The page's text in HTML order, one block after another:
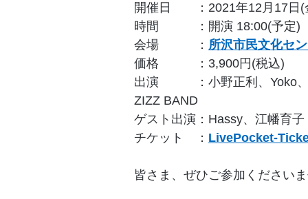
開催日 ：2021年12月17日(
時間 ：開演 18:00(予定)
会場 ： 所沢市民文化セ
価格 ：3,900円(税込)
出演 ：小野正利、Yoko、
ZIZZ BAND
ゲスト出演：Hassy、江幡育子
チケット ： LivePocket-
皆さま、ぜひご参加ください